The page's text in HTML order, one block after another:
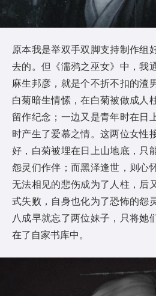
原本我是举双手双脚支持制作组
去的。但《濡鸦之巫女》中，我
麻生邦彦，就是个不折不扣的渣
白菊暗生情愫，在白菊被做成人
留作纪念；一边又是青年时在日
时产生了爱慕之情。这两位女性
好，白菊被埋在日上山地底，只
怨灵们作伴；而黑泽逢世，则心
无法相见的悲伤成为了人柱，后
式失败，自身也化为了恐怖的怨
八成早就忘了两位妹子，只将她
在了自家书库中。